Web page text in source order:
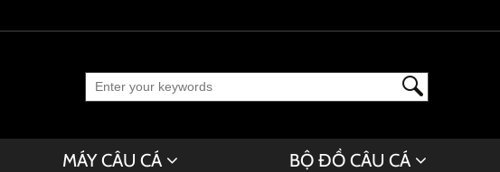
MÁY CÂU CÁ BỘ ĐỒ CÂU CÁ